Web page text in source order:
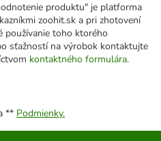
produktu" je platforma
zoohit.sk a pri zhotovení
používanie toho ktorého
sťažností na výrobok kontaktujte
kontaktného formulára.
** Podmienky.